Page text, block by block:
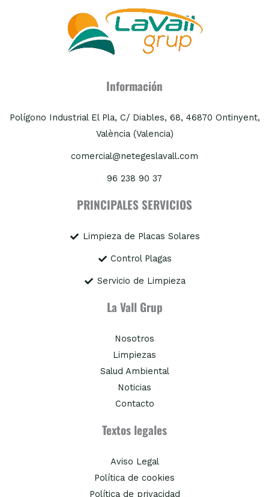
Información
Polígono Industrial El Pla, C/ Diables, 68, 46870 Ontinyent,
València (Valencia)
comercial@netegeslavall.com
96 238 90 37
PRINCIPALES SERVICIOS
Limpieza de Placas Solares
Control Plagas
Servicio de Limpieza
La Vall Grup
Nosotros
Limpiezas
Salud Ambiental
Noticias
Contacto
Textos legales
Aviso Legal
Política de cookies
Política de privacidad